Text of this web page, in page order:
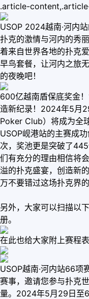
.article-
USOP 2024越南·河内
扑克的激情与河内的秀
着来自世界各地的扑克
早鸟套餐，让河内之旅
的夜晚吧！
600亿越南盾保底奖金
造新纪录！2024年5月
Poker Club）将成为全
USOP岘港站的主赛成
次，奖池更是突破了
们有充分的理由相信将
溢的扑克盛宴，创造新
万不要错过这场扑克界的
另外，大家可以扫描以
册。
在此也给大家附上赛程表
USOP越南·河内站66项
赛事，邀请您参与扑克
量。2024年5月29日至